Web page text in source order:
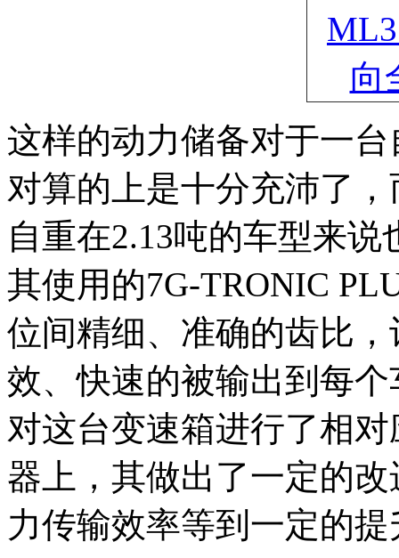
这样的动力储备对于一
对算的上是十分充沛了
自重在2.13吨的车型来
其使用的7G-TRONIC
位间精细、准确的齿比
效、快速的被输出到每
对这台变速箱进行了相
器上，其做出了一定的
力传输效率等到一定的提